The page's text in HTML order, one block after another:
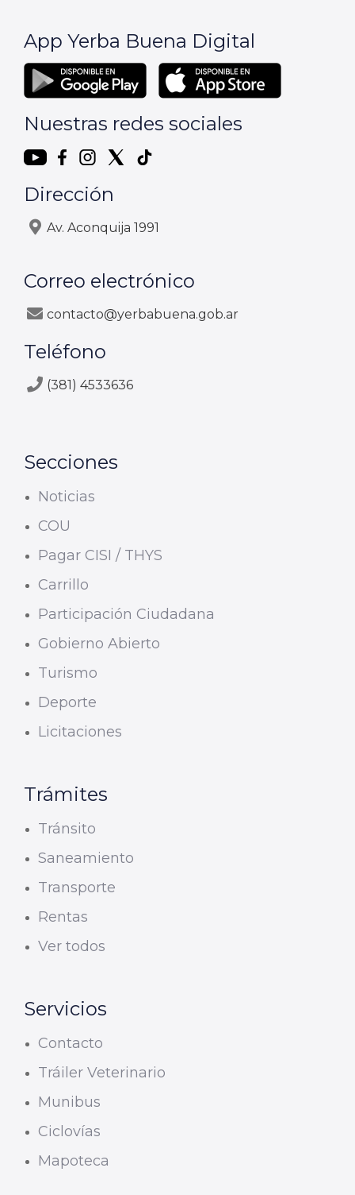
App Yerba Buena Digital
Nuestras redes sociales
Dirección
Av. Aconquija 1991
Correo electrónico
contacto@yerbabuena.gob.ar
Teléfono
(381) 4533636
Secciones
Noticias
COU
Pagar CISI / THYS
Carrillo
Participación Ciudadana
Gobierno Abierto
Turismo
Deporte
Licitaciones
Trámites
Tránsito
Saneamiento
Transporte
Rentas
Ver todos
Servicios
Contacto
Tráiler Veterinario
Munibus
Ciclovías
Mapoteca